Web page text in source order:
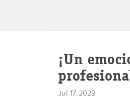
¡Un
Jul. 17, 2023